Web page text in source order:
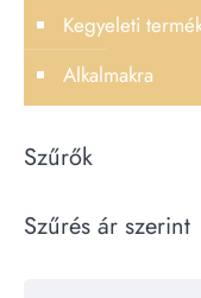
Kegyeleti
Alkalmakra
Szűrők
Szűrés ár szerint